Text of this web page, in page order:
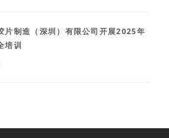
片制造（深圳）有限公司开展2025年
培训